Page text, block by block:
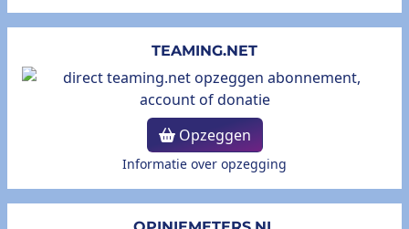
TEAMING.NET
Opzeggen
Informatie over opzegging